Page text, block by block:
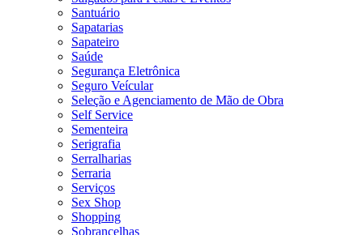
Santuário
Sapatarias
Sapateiro
Saúde
Segurança Eletrônica
Seguro Veícular
Seleção e Agenciamento de Mão de Obra
Self Service
Sementeira
Serigrafia
Serralharias
Serraria
Serviços
Sex Shop
Shopping
Sobrancelhas